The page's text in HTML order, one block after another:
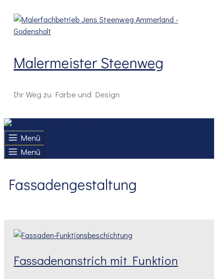
Inhalt
springen
Malermeister Steenweg
Ihr Weg zu Farbe und Design
Menü
Menü
Fassadengestaltung
Fassadenanstrich mit Funktion